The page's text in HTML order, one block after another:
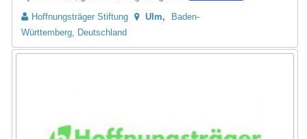
Hoffnungsträger Stiftung Ulm
Baden-
Württemberg, Deutschland